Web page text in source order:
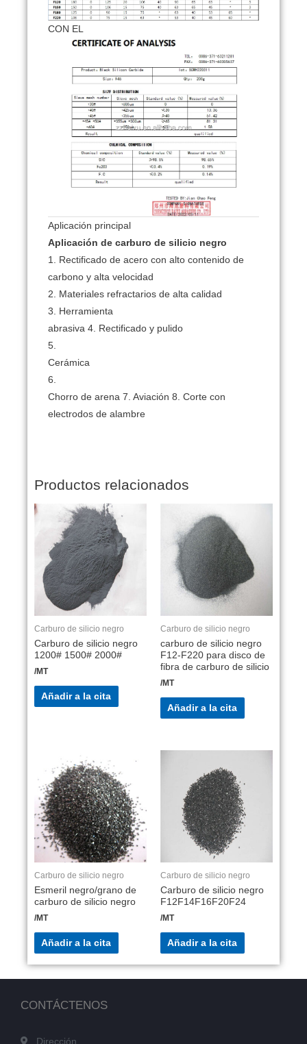
CON EL
Aplicación principal
Aplicación de carburo de silicio negro
1. Rectificado de acero con alto contenido de
carbono y alta velocidad
2. Materiales refractarios de alta calidad
3. Herramienta
abrasiva 4. Rectificado y pulido
5.
Cerámica
6.
Chorro de arena 7. Aviación 8. Corte con
electrodos de alambre
Productos relacionados
Carburo de silicio negro
Carburo de silicio negro
1200# 1500# 2000#
/MT
Añadir a la cita
Carburo de silicio negro
carburo de silicio negro
F12-F220 para disco de
fibra de carburo de silicio
/MT
Añadir a la cita
Carburo de silicio negro
Esmeril negro/grano de
carburo de silicio negro
/MT
Añadir a la cita
Carburo de silicio negro
Carburo de silicio negro
F12F14F16F20F24
/MT
Añadir a la cita
CONTÁCTENOS
Dirección